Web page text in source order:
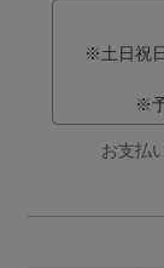
※土日祝
※
お支払